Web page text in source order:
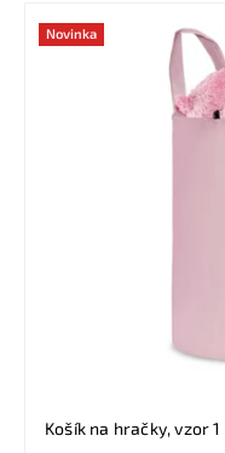
Novinka
Košík na hračky, vzor 1